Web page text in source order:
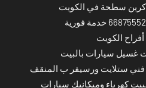
سطحة في الكويت
الكويت
غسيل سيارات بالبيت
ستلايت ورسيفر ب المنقف
كهرباء وميكانيك سيارات